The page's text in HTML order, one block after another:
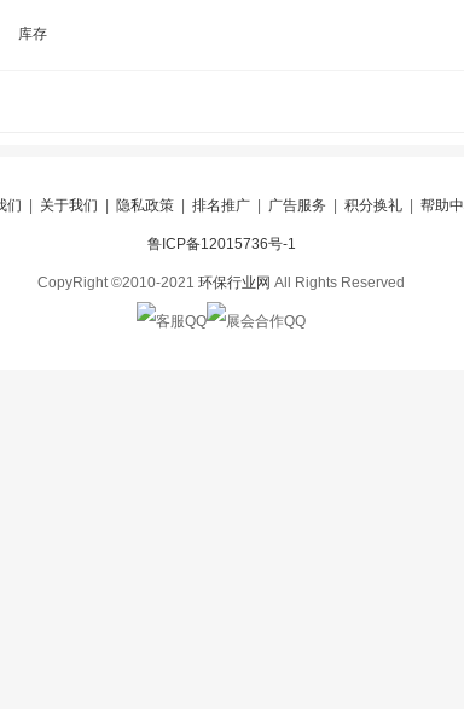
库存
们 关于我们 隐私政策 排名推广 广告服务 积分换礼 帮助
鲁ICP备12015736号-1
CopyRight ©2010-2021 环保行业网 All Rights Reserved